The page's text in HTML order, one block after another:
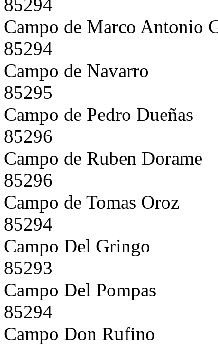
85294
Campo de Marco Antonio
85294
Campo de Navarro
85295
Campo de Pedro Dueñas
85296
Campo de Ruben Dorame
85296
Campo de Tomas Oroz
85294
Campo Del Gringo
85293
Campo Del Pompas
85294
Campo Don Rufino